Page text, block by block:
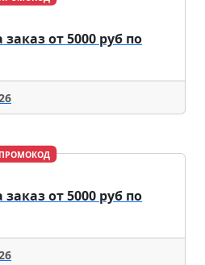
от 5000 руб по
ПРОМОКОД
от 5000 руб по